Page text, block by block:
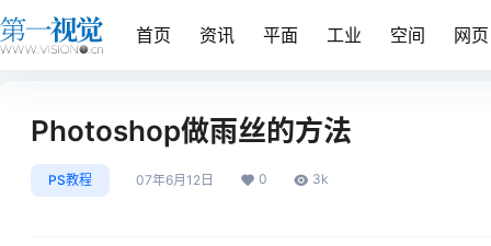
首页 资讯 平面 工业 空间 网页
Photoshop做雨丝的方法
PS教程 07年6月12日 0 3k